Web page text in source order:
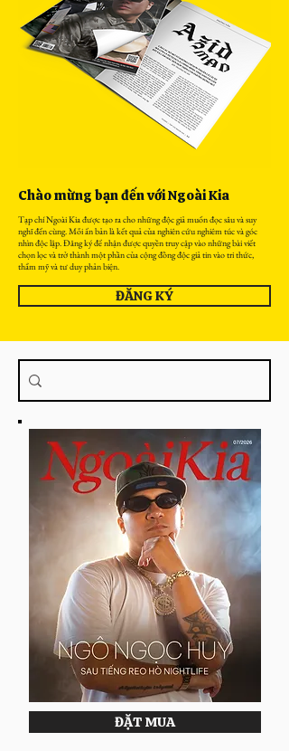
Chào mừng bạn đến với Ngoài Kia
Tạp chí Ngoài Kia được tạo ra cho những độc giả muốn đọc sâu và suy
nghĩ đến cùng. Mỗi ấn bản là kết quả của nghiên cứu nghiêm túc và góc
nhìn độc lập. Đăng ký để nhận được quyền truy cập vào những bài viết
chọn lọc và trở thành một phần của cộng đồng độc giả tin vào tri thức,
thẩm mỹ và tư duy phản biện.
ĐĂNG KÝ
ĐẶT MUA